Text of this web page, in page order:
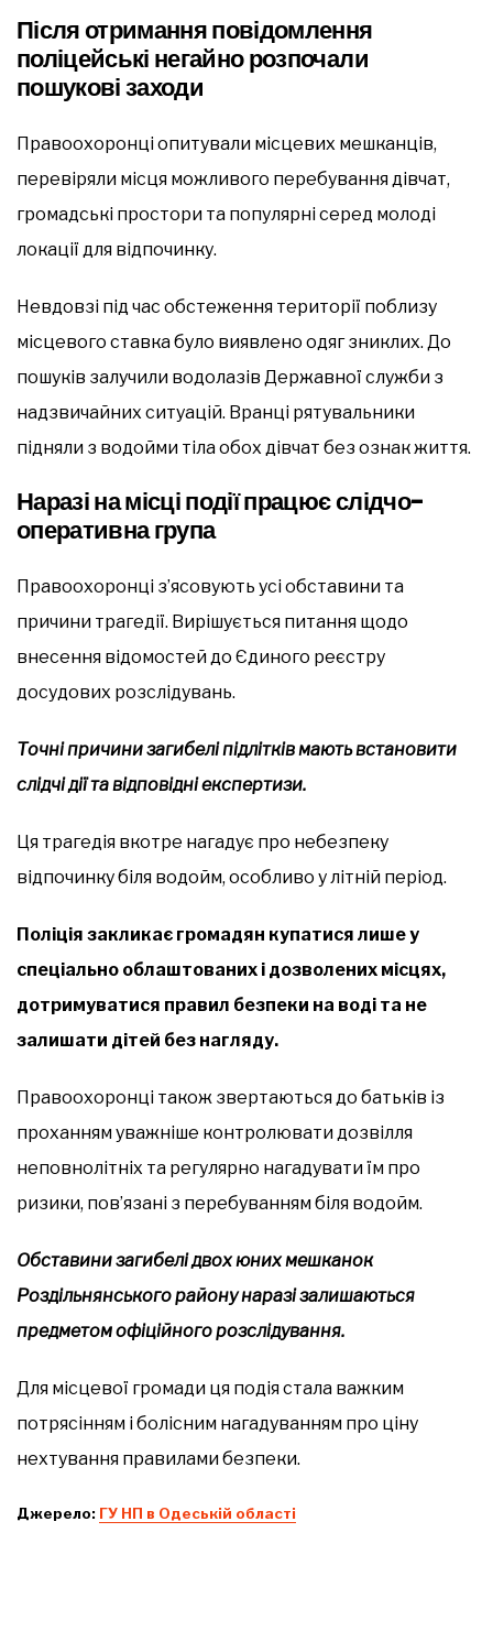
Після отримання повідомлення
поліцейські негайно розпочали
пошукові заходи
Правоохоронці опитували місцевих мешканців,
перевіряли місця можливого перебування дівчат,
громадські простори та популярні серед молоді
локації для відпочинку.
Невдовзі під час обстеження території поблизу
місцевого ставка було виявлено одяг зниклих. До
пошуків залучили водолазів Державної служби з
надзвичайних ситуацій. Вранці рятувальники
підняли з водойми тіла обох дівчат без ознак життя.
Наразі на місці події працює слідчо-
оперативна група
Правоохоронці з’ясовують усі обставини та
причини трагедії. Вирішується питання щодо
внесення відомостей до Єдиного реєстру
досудових розслідувань.
Точні причини загибелі підлітків мають встановити
слідчі дії та відповідні експертизи.
Ця трагедія вкотре нагадує про небезпеку
відпочинку біля водойм, особливо у літній період.
Поліція закликає громадян купатися лише у
спеціально облаштованих і дозволених місцях,
дотримуватися правил безпеки на воді та не
залишати дітей без нагляду.
Правоохоронці також звертаються до батьків із
проханням уважніше контролювати дозвілля
неповнолітніх та регулярно нагадувати їм про
ризики, пов’язані з перебуванням біля водойм.
Обставини загибелі двох юних мешканок
Роздільнянського району наразі залишаються
предметом офіційного розслідування.
Для місцевої громади ця подія стала важким
потрясінням і болісним нагадуванням про ціну
нехтування правилами безпеки.
Джерело: ГУ НП в Одеській області